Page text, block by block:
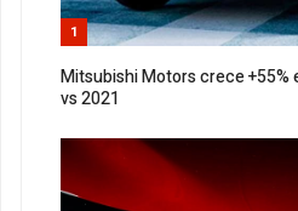
1
Mitsubishi Motors crece +55%
vs 2021